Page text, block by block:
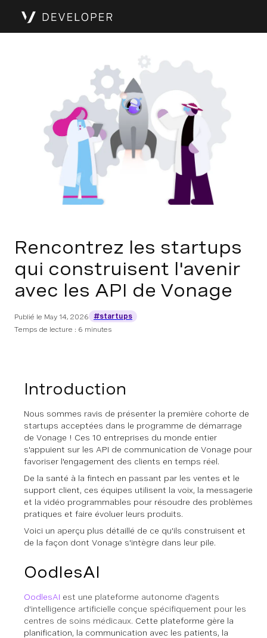
Rencontrez les startups
qui construisent l'avenir
avec les API de Vonage
Publié le May 14, 2026
#startups
Temps de lecture : 6 minutes
Introduction
Nous sommes ravis de présenter la première cohorte de
startups acceptées dans le programme de démarrage
de Vonage ! Ces 10 entreprises du monde entier
s'appuient sur les API de communication de Vonage pour
favoriser l'engagement des clients en temps réel.
De la santé à la fintech en passant par les ventes et le
support client, ces équipes utilisent la voix, la messagerie
et la vidéo programmables pour résoudre des problèmes
pratiques et faire évoluer leurs produits.
Voici un aperçu plus détaillé de ce qu'ils construisent et
de la façon dont Vonage s'intègre dans leur pile.
OodlesAI
OodlesAI est une plateforme autonome d'agents
d'intelligence artificielle conçue spécifiquement pour les
centres de soins médicaux. Cette plateforme gère la
planification, la communication avec les patients, la